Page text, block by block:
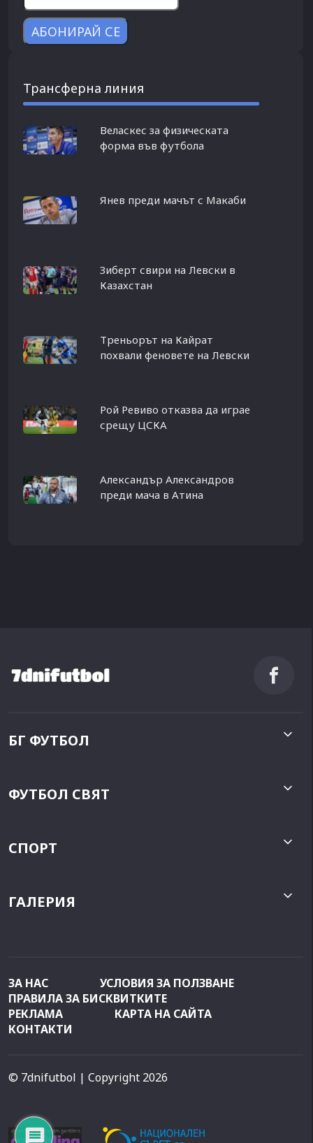
Трансферна линия
Веласкес за физическата
форма във футбола
Янев преди мачът с Макаби
Зиберт свири на Левски в
Казахстан
Треньорът на Кайрат
похвали феновете на Левски
Рой Ревиво отказва да играе
срещу ЦСКА
Александър Александров
преди мача в Атина
БГ ФУТБОЛ
ФУТБОЛ СВЯТ
СПОРТ
ГАЛЕРИЯ
ЗА НАС
УСЛОВИЯ ЗА ПОЛЗВАНЕ
ПРАВИЛА ЗА БИСКВИТКИТЕ
РЕКЛАМА
КАРТА НА САЙТА
КОНТАКТИ
© 7dnifutbol | Copyright 2026